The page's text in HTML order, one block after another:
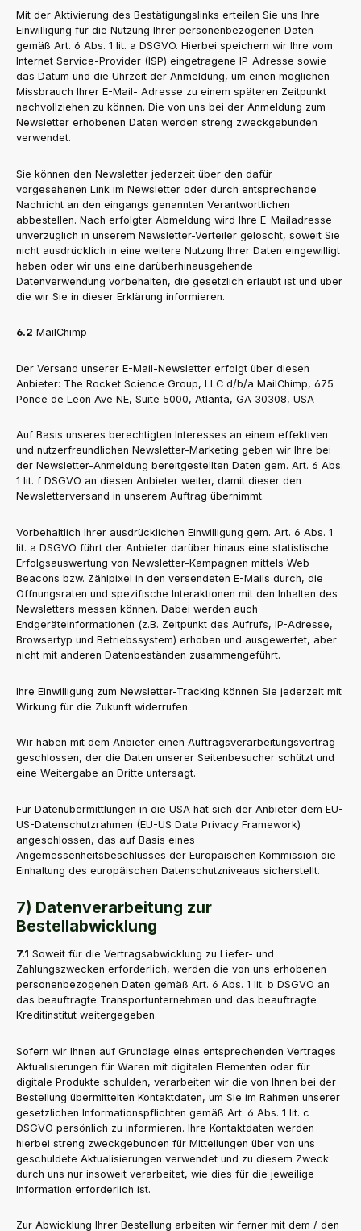
Mit der Aktivierung des Bestätigungslinks erteilen Sie uns Ihre
Einwilligung für die Nutzung Ihrer personenbezogenen Daten
gemäß Art. 6 Abs. 1 lit. a DSGVO. Hierbei speichern wir Ihre vom
Internet Service-Provider (ISP) eingetragene IP-Adresse sowie
das Datum und die Uhrzeit der Anmeldung, um einen möglichen
Missbrauch Ihrer E-Mail- Adresse zu einem späteren Zeitpunkt
nachvollziehen zu können. Die von uns bei der Anmeldung zum
Newsletter erhobenen Daten werden streng zweckgebunden
verwendet.
Sie können den Newsletter jederzeit über den dafür
vorgesehenen Link im Newsletter oder durch entsprechende
Nachricht an den eingangs genannten Verantwortlichen
abbestellen. Nach erfolgter Abmeldung wird Ihre E-Mailadresse
unverzüglich in unserem Newsletter-Verteiler gelöscht, soweit Sie
nicht ausdrücklich in eine weitere Nutzung Ihrer Daten eingewilligt
haben oder wir uns eine darüberhinausgehende
Datenverwendung vorbehalten, die gesetzlich erlaubt ist und über
die wir Sie in dieser Erklärung informieren.
6.2 MailChimp
Der Versand unserer E-Mail-Newsletter erfolgt über diesen
Anbieter: The Rocket Science Group, LLC d/b/a MailChimp, 675
Ponce de Leon Ave NE, Suite 5000, Atlanta, GA 30308, USA
Auf Basis unseres berechtigten Interesses an einem effektiven
und nutzerfreundlichen Newsletter-Marketing geben wir Ihre bei
der Newsletter-Anmeldung bereitgestellten Daten gem. Art. 6 Abs.
1 lit. f DSGVO an diesen Anbieter weiter, damit dieser den
Newsletterversand in unserem Auftrag übernimmt.
Vorbehaltlich Ihrer ausdrücklichen Einwilligung gem. Art. 6 Abs. 1
lit. a DSGVO führt der Anbieter darüber hinaus eine statistische
Erfolgsauswertung von Newsletter-Kampagnen mittels Web
Beacons bzw. Zählpixel in den versendeten E-Mails durch, die
Öffnungsraten und spezifische Interaktionen mit den Inhalten des
Newsletters messen können. Dabei werden auch
Endgeräteinformationen (z.B. Zeitpunkt des Aufrufs, IP-Adresse,
Browsertyp und Betriebssystem) erhoben und ausgewertet, aber
nicht mit anderen Datenbeständen zusammengeführt.
Ihre Einwilligung zum Newsletter-Tracking können Sie jederzeit mit
Wirkung für die Zukunft widerrufen.
Wir haben mit dem Anbieter einen Auftragsverarbeitungsvertrag
geschlossen, der die Daten unserer Seitenbesucher schützt und
eine Weitergabe an Dritte untersagt.
Für Datenübermittlungen in die USA hat sich der Anbieter dem EU-
US-Datenschutzrahmen (EU-US Data Privacy Framework)
angeschlossen, das auf Basis eines
Angemessenheitsbeschlusses der Europäischen Kommission die
Einhaltung des europäischen Datenschutzniveaus sicherstellt.
7) Datenverarbeitung zur
Bestellabwicklung
7.1 Soweit für die Vertragsabwicklung zu Liefer- und
Zahlungszwecken erforderlich, werden die von uns erhobenen
personenbezogenen Daten gemäß Art. 6 Abs. 1 lit. b DSGVO an
das beauftragte Transportunternehmen und das beauftragte
Kreditinstitut weitergegeben.
Sofern wir Ihnen auf Grundlage eines entsprechenden Vertrages
Aktualisierungen für Waren mit digitalen Elementen oder für
digitale Produkte schulden, verarbeiten wir die von Ihnen bei der
Bestellung übermittelten Kontaktdaten, um Sie im Rahmen unserer
gesetzlichen Informationspflichten gemäß Art. 6 Abs. 1 lit. c
DSGVO persönlich zu informieren. Ihre Kontaktdaten werden
hierbei streng zweckgebunden für Mitteilungen über von uns
geschuldete Aktualisierungen verwendet und zu diesem Zweck
durch uns nur insoweit verarbeitet, wie dies für die jeweilige
Information erforderlich ist.
Zur Abwicklung Ihrer Bestellung arbeiten wir ferner mit dem / den